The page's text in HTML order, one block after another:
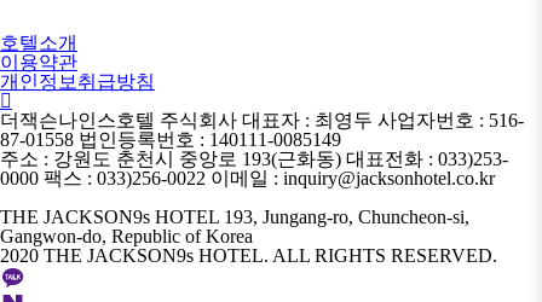
호텔소개
이용약관
개인정보취급방침
더잭슨나인스호텔 주식회사 대표자 : 최영두 사업자번호 : 516-
87-01558 법인등록번호 : 140111-0085149
주소 : 강원도 춘천시 중앙로 193(근화동) 대표전화 : 033)253-
0000 팩스 : 033)256-0022 이메일 : inquiry@jacksonhotel.co.kr
THE JACKSON9s HOTEL 193, Jungang-ro, Chuncheon-si,
Gangwon-do, Republic of Korea
2020 THE JACKSON9s HOTEL. ALL RIGHTS RESERVED.